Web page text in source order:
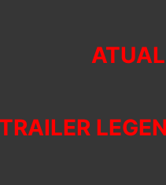
TRAILER